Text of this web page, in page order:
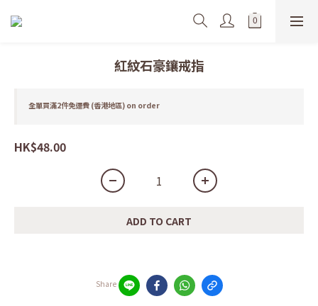
紅紋石豪鑲戒指
全單買滿2件免運費 (香港地區) on order
HK$48.00
ADD TO CART
Share